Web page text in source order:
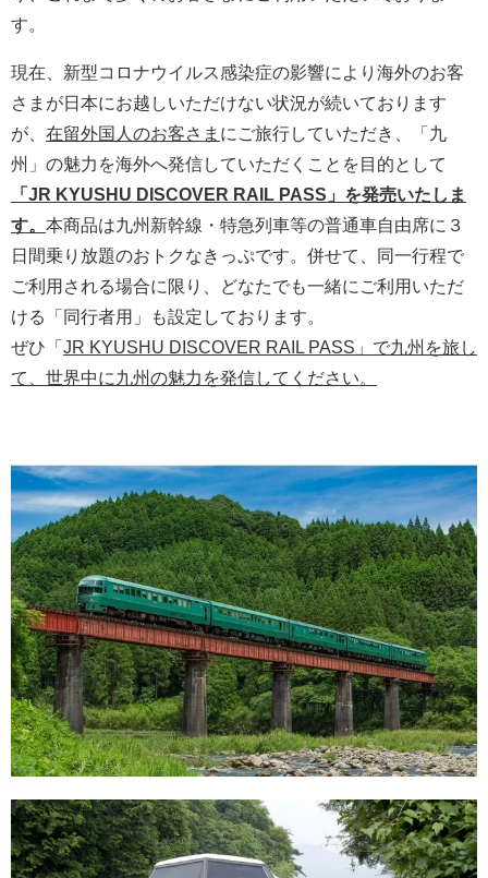
す。
現在、新型コロナウイルス感染症の影響により海外のお客
さまが日本にお越しいただけない状況が続いております
が、 在留外国人のお客さま にご旅行していただき、「九
州」の魅力を海外へ発信していただくことを目的として
「JR KYUSHU DISCOVER RAIL PASS」を発売いたしま
す。 本商品は九州新幹線・特急列車等の普通車自由席に３
日間乗り放題のおトクなきっぷです。併せて、同一行程で
ご利用される場合に限り、どなたでも一緒にご利用いただ
ける「同行者用」も設定しております。
ぜひ「 JR KYUSHU DISCOVER RAIL PASS」で九州を旅し
て、世界中に九州の魅力を発信してください。